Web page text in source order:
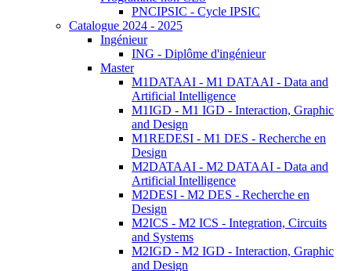
PNCIPSIC - Cycle IPSIC
Catalogue 2024 - 2025
Ingénieur
ING - Diplôme d'ingénieur
Master
M1DATAAI - M1 DATAAI - Data and
Artificial Intelligence
M1IGD - M1 IGD - Interaction, Graphic
and Design
M1REDESI - M1 DES - Recherche en
Design
M2DATAAI - M2 DATAAI - Data and
Artificial Intelligence
M2DESI - M2 DES - Recherche en
Design
M2ICS - M2 ICS - Integration, Circuits
and Systems
M2IGD - M2 IGD - Interaction, Graphic
and Design